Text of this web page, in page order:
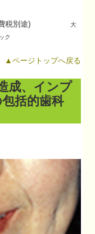
) (消費税別途)大
ク
▲ページトップへ戻る
成、インプ
括的歯科